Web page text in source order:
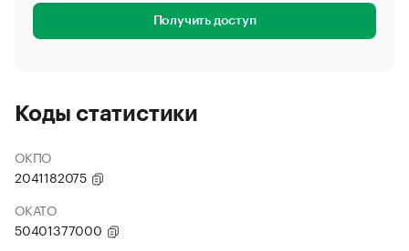
Получить доступ
Коды статистики
ОКПО
2041182075
ОКАТО
50401377000